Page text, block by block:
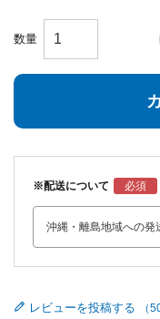
※配送について
レビューを投稿する